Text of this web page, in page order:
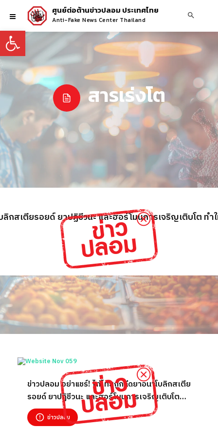
Open toolbar
ศูนย์ต่อต้านข่าวปลอม ประเทศไทย
Anti-Fake News Center Thailand
สารเร่งโต
สเตียรอยด์ ยาปฏิชีวนะ และฮอร์โมนการเจริญเติบโต ทำ
ข่าวปลอม อย่าแชร์! ไก่ไทยถูกฉีดยาอนาโบลิกสเตีย
รอยด์ ยาปฏิชีวนะ และฮอร์โมนการเจริญเติบโต
ทำให้ผู้บริโภคเสี่ยงเป็นมะเร็ง
ข่าวปลอม